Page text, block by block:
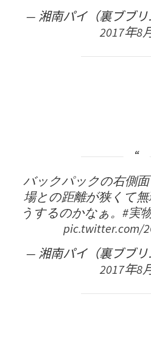
— 湘南パイ（裏ブブリ
2017年8
バックパックの右側
場との距離が狭くて
うするのかなぁ。 #実
pic.twitter.com/
— 湘南パイ（裏ブブリ
2017年8